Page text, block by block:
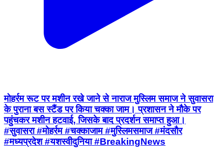
मोहर्रम रूट पर मशीन रखे जाने से नाराज मुस्लिम समाज ने सुवासरा
के पुराना बस स्टैंड पर किया चक्का जाम। प्रशासन ने मौके पर
पहुंचकर मशीन हटवाई, जिसके बाद प्रदर्शन समाप्त हुआ।
#सुवासरा #मोहर्रम #चक्काजाम #मुस्लिमसमाज #मंदसौर
#मध्यप्रदेश #यशस्वीदुनिया #BreakingNews